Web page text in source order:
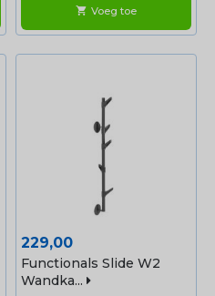
shopping_cart Voeg toe
Prijs
229,00
Functionals Slide W2
Wandka...